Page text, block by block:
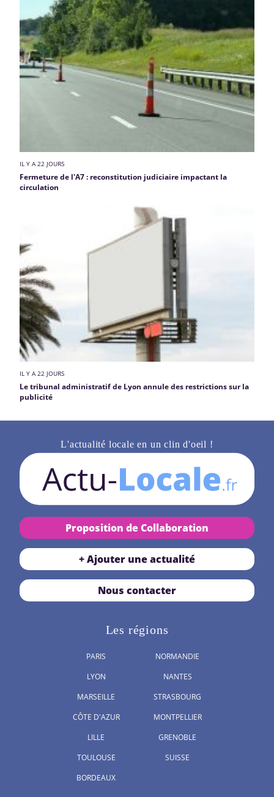
IL Y A 22 JOURS
Fermeture de l'A7 : reconstitution judiciaire impactant la
circulation
IL Y A 22 JOURS
Le tribunal administratif de Lyon annule des restrictions sur la
publicité
L'actualité locale en un clin d'oeil !
Proposition de Collaboration
+ Ajouter une actualité
Nous contacter
Les régions
PARIS
LYON
MARSEILLE
CÔTE D'AZUR
LILLE
TOULOUSE
BORDEAUX
NORMANDIE
NANTES
STRASBOURG
MONTPELLIER
GRENOBLE
SUISSE